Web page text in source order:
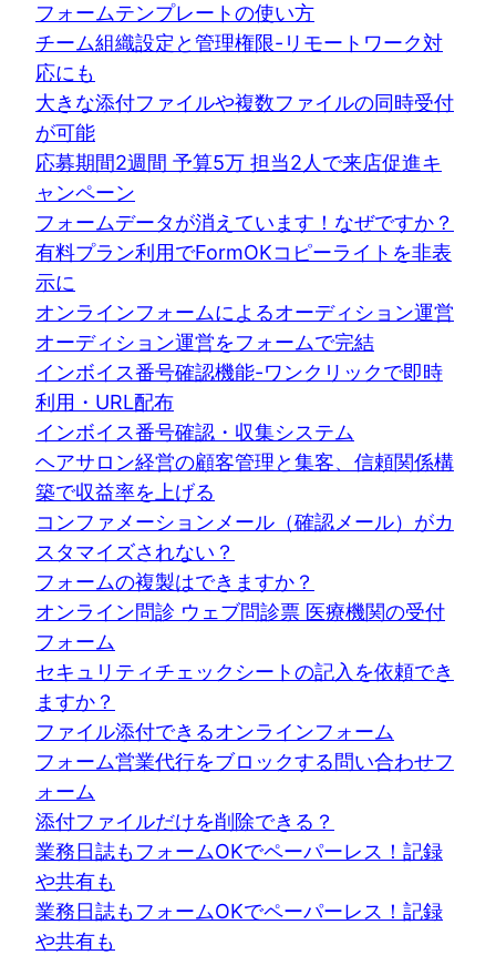
フォームテンプレートの使い方
チーム組織設定と管理権限-リモートワーク対
応にも
大きな添付ファイルや複数ファイルの同時受付
が可能
応募期間2週間 予算5万 担当2人で来店促進キ
ャンペーン
フォームデータが消えています！なぜですか？
有料プラン利用でFormOKコピーライトを非表
示に
オンラインフォームによるオーディション運営
オーディション運営をフォームで完結
インボイス番号確認機能-ワンクリックで即時
利用・URL配布
インボイス番号確認・収集システム
ヘアサロン経営の顧客管理と集客、信頼関係構
築で収益率を上げる
コンファメーションメール（確認メール）がカ
スタマイズされない？
フォームの複製はできますか？
オンライン問診 ウェブ問診票 医療機関の受付
フォーム
セキュリティチェックシートの記入を依頼でき
ますか？
ファイル添付できるオンラインフォーム
フォーム営業代行をブロックする問い合わせフ
ォーム
添付ファイルだけを削除できる？
業務日誌もフォームOKでペーパーレス！記録
や共有も
業務日誌もフォームOKでペーパーレス！記録
や共有も